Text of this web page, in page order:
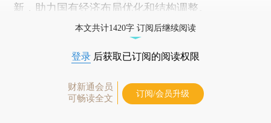
新，助力国有经济布局优化和结构调整。
本文共计1420字 订阅后继续阅读
登录 后获取已订阅的阅读权限
财新通会员
可畅读全文
订阅/会员升级